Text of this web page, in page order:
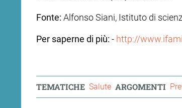
Fonte: Alfonso Siani, Istituto di
Per saperne di più: - http://
TEMATICHE Salute ARGOMENTI